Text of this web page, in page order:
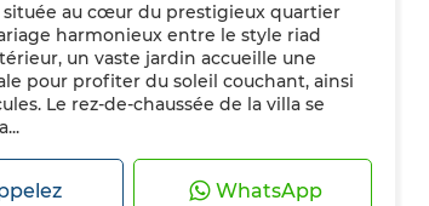
située au cœur du prestigieux quartier
harmonieux entre le style riad
un vaste jardin accueille une
pour profiter du soleil couchant, ainsi
Le rez-de-chaussée de la villa se
WhatsApp